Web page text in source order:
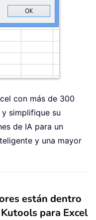
con más de 300
simplifique su
de IA para un
y una mayor
están dentro
para Excel